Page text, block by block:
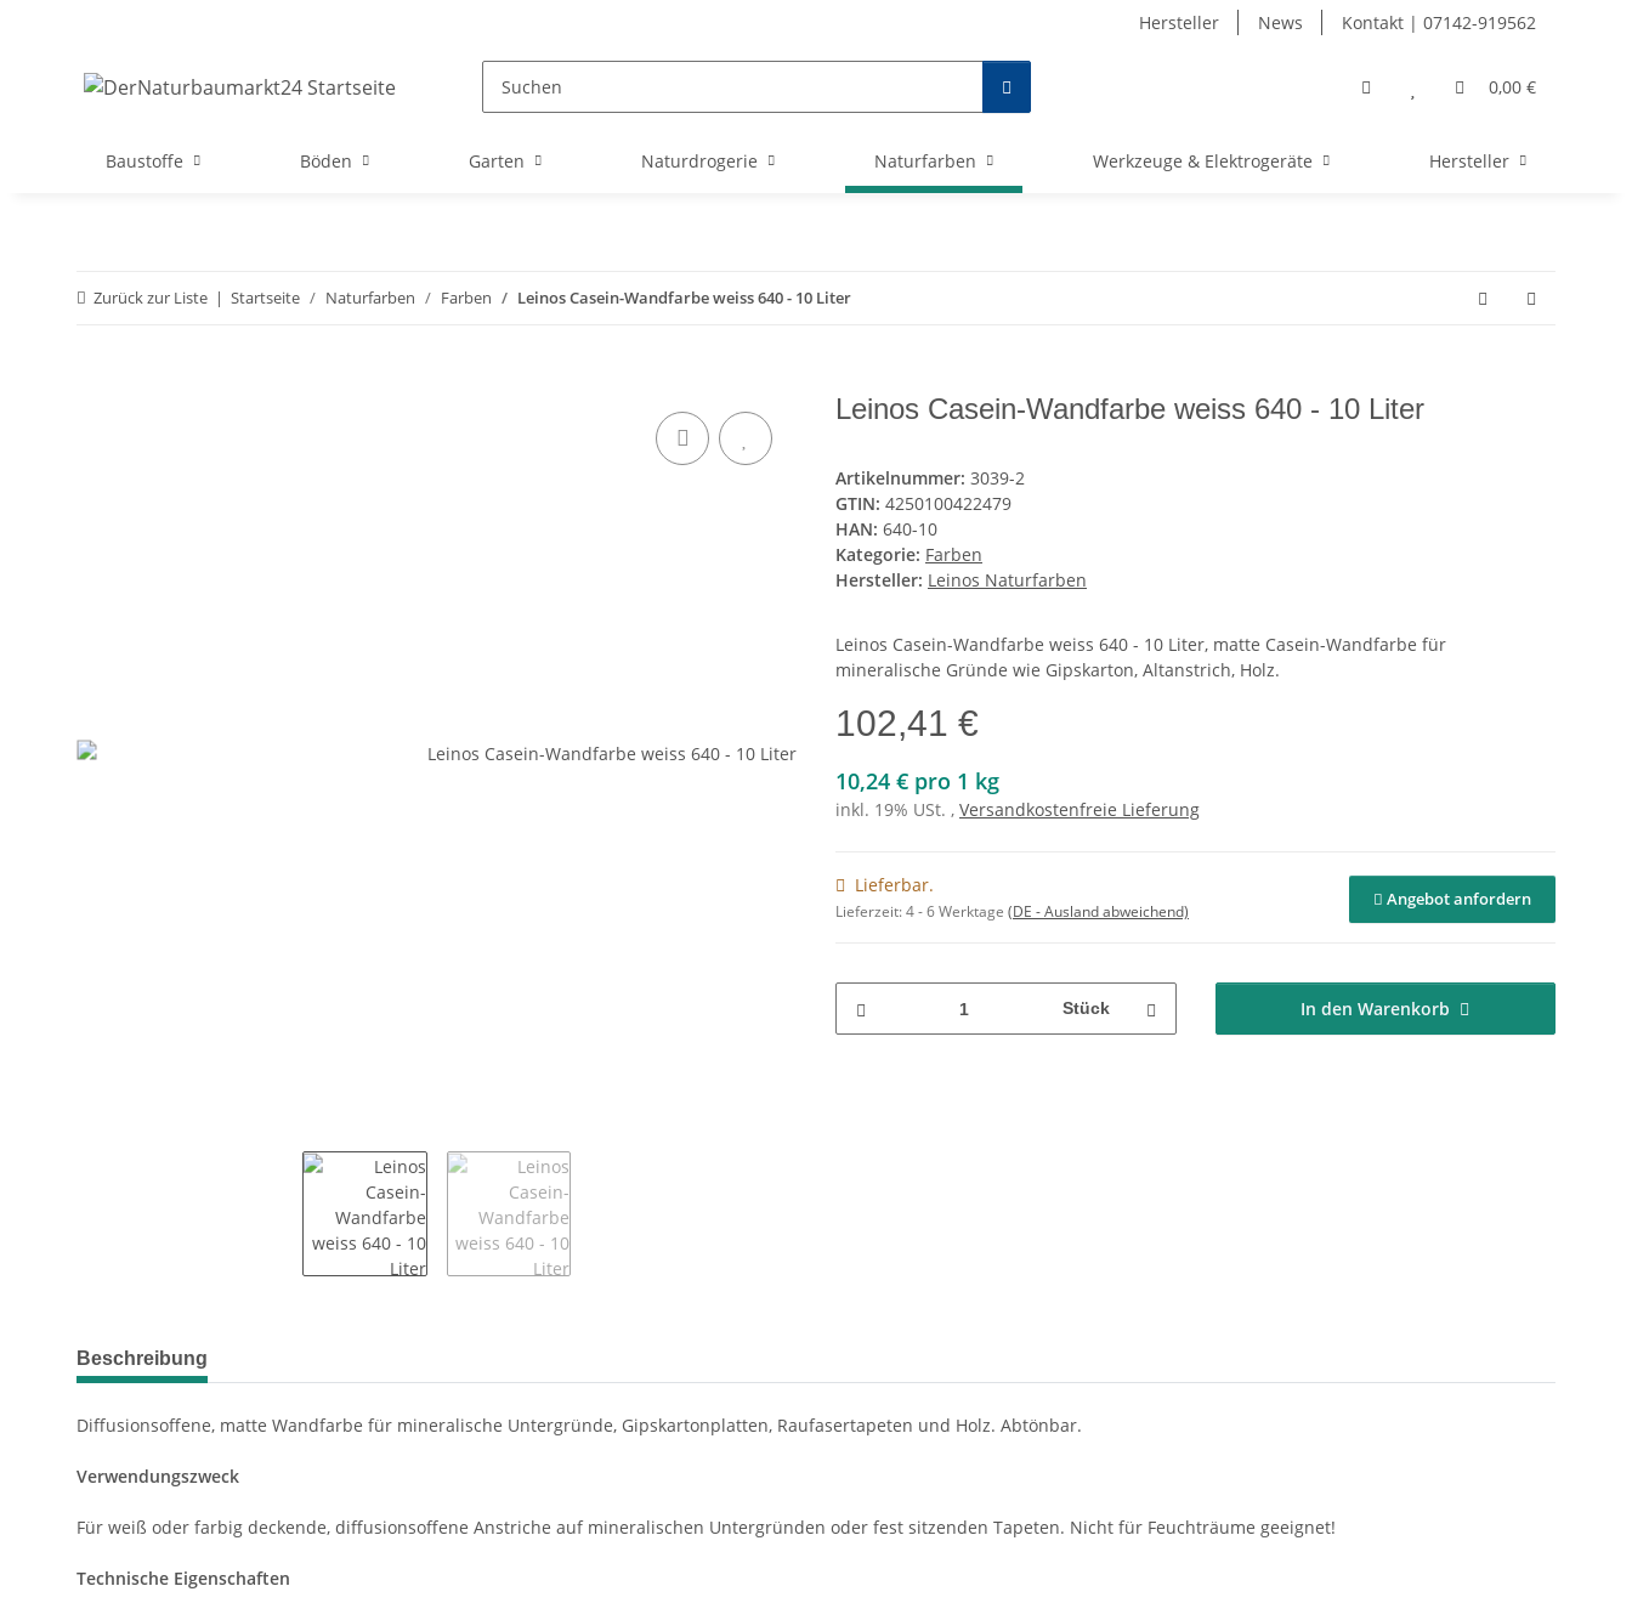
Hersteller News Kontakt | 07142-919562
0,00 €
Baustoffe Böden Garten Naturdrogerie Naturfarben Werkzeuge & Elektrogeräte Hersteller
Zurück zur Liste Startseite Naturfarben Farben Leinos Casein-Wandfarbe weiss 640 - 10 Liter
Leinos Casein-Wandfarbe weiss 640 - 10 Liter
Artikelnummer: 3039-2
GTIN: 4250100422479
HAN: 640-10
Kategorie: Farben
Hersteller: Leinos Naturfarben
Leinos Casein-Wandfarbe weiss 640 - 10 Liter, matte Casein-Wandfarbe für
mineralische Gründe wie Gipskarton, Altanstrich, Holz.
102,41 €
10,24 € pro 1 kg
inkl. 19% USt. , Versandkostenfreie Lieferung
Lieferbar.
Lieferzeit:4 - 6 Werktage (DE - Ausland abweichend)
Angebot anfordern
Stück In den Warenkorb
weitere Registerkarten anzeigen
Beschreibung
Diffusionsoffene, matte Wandfarbe für mineralische Untergründe, Gipskartonplatten, Raufasertapeten und Holz. Abtönbar.
Verwendungszweck
Für weiß oder farbig deckende, diffusionsoffene Anstriche auf mineralischen Untergründen oder fest sitzenden Tapeten. Nicht für Feuchträume geeignet!
Technische Eigenschaften